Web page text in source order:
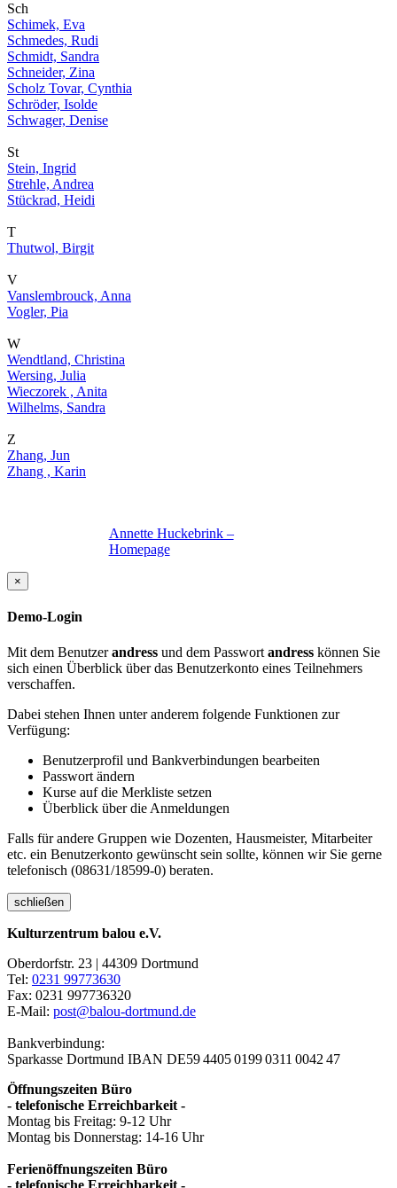
Sch
Schimek, Eva
Schmedes, Rudi
Schmidt, Sandra
Schneider, Zina
Scholz Tovar, Cynthia
Schröder, Isolde
Schwager, Denise
St
Stein, Ingrid
Strehle, Andrea
Stückrad, Heidi
T
Thutwol, Birgit
V
Vanslembrouck, Anna
Vogler, Pia
W
Wendtland, Christina
Wersing, Julia
Wieczorek , Anita
Wilhelms, Sandra
Z
Zhang, Jun
Zhang , Karin
Annette Huckebrink –
Homepage
×
Demo-Login
Mit dem Benutzerandress und dem Passwort andress können Sie
sich einen Überblick über das Benutzerkonto eines Teilnehmers
verschaffen.
Dabei stehen Ihnen unter anderem folgende Funktionen zur
Verfügung:
Benutzerprofil und Bankverbindungen bearbeiten
Passwort ändern
Kurse auf die Merkliste setzen
Überblick über die Anmeldungen
Falls für andere Gruppen wie Dozenten, Hausmeister, Mitarbeiter
etc. ein Benutzerkonto gewünscht sein sollte, können wir Sie gerne
telefonisch (08631/18599-0) beraten.
schließen
Kulturzentrum balou e.V.
Oberdorfstr. 23 | 44309 Dortmund
Tel: 0231 99773630
Fax: 0231 997736320
E-Mail: post@balou-dortmund.de
Bankverbindung:
Sparkasse Dortmund IBAN DE59 4405 0199 0311 0042 47
Öffnungszeiten Büro
- telefonische Erreichbarkeit -
Montag bis Freitag: 9-12 Uhr
Montag bis Donnerstag: 14-16 Uhr
Ferienöffnungszeiten Büro
- telefonische Erreichbarkeit -